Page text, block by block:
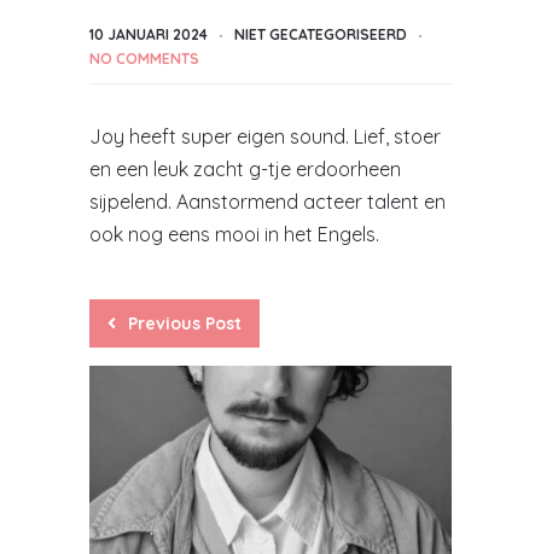
10 JANUARI 2024
NIET GECATEGORISEERD
NO COMMENTS
Joy heeft super eigen sound. Lief, stoer
en een leuk zacht g-tje erdoorheen
sijpelend. Aanstormend acteer talent en
ook nog eens mooi in het Engels.
Previous Post